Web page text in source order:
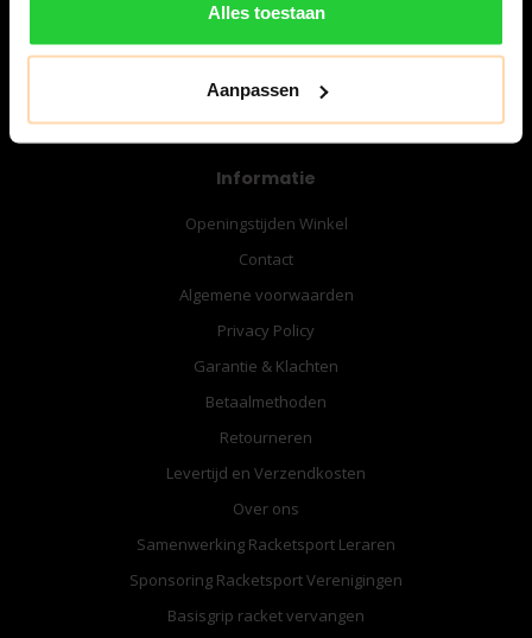
Alles toestaan
Aanpassen
Informatie
Openingstijden Winkel
Contact
Algemene voorwaarden
Privacy Policy
Garantie & Klachten
Betaalmethoden
Retourneren
Levertijd en Verzendkosten
Over ons
Samenwerking Racketsport Leraren
Sponsoring Racketsport Verenigingen
Basisgrip racket vervangen